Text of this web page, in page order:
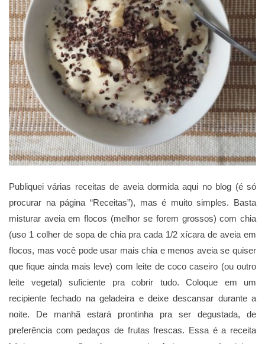
Publiquei várias receitas de aveia dormida aqui no blog (é só
procurar na página “Receitas”), mas é muito simples. Basta
misturar aveia em flocos (melhor se forem grossos) com chia
(uso 1 colher de sopa de chia pra cada 1/2 xícara de aveia em
flocos, mas você pode usar mais chia e menos aveia se quiser
que fique ainda mais leve) com leite de coco caseiro (ou outro
leite vegetal) suficiente pra cobrir tudo. Coloque em um
recipiente fechado na geladeira e deixe descansar durante a
noite. De manhã estará prontinha pra ser degustada, de
preferência com pedaços de frutas frescas. Essa é a receita